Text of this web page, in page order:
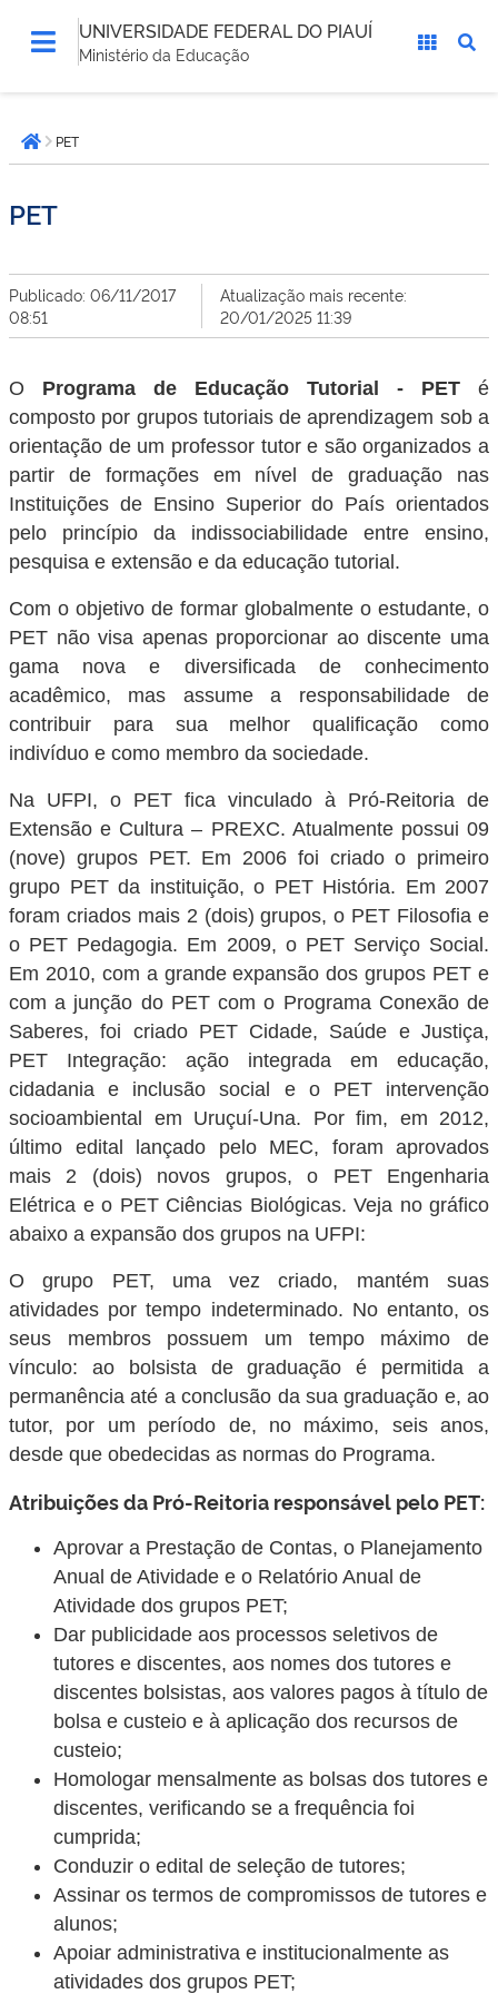
UNIVERSIDADE FEDERAL DO PIAUÍ
Ministério da Educação
está
aqui:Página inicial
PET
PET
Publicado: 06/11/2017
08:51
Atualização mais recente:
20/01/2025 11:39
O Programa de Educação Tutorial - PET é
composto por grupos tutoriais de aprendizagem sob a
orientação de um professor tutor e são organizados a
partir de formações em nível de graduação nas
Instituições de Ensino Superior do País orientados
pelo princípio da indissociabilidade entre ensino,
pesquisa e extensão e da educação tutorial.
Com o objetivo de formar globalmente o estudante, o
PET não visa apenas proporcionar ao discente uma
gama nova e diversificada de conhecimento
acadêmico, mas assume a responsabilidade de
contribuir para sua melhor qualificação como
indivíduo e como membro da sociedade.
Na UFPI, o PET fica vinculado à Pró-Reitoria de
Extensão e Cultura – PREXC. Atualmente possui 09
(nove) grupos PET. Em 2006 foi criado o primeiro
grupo PET da instituição, o PET História. Em 2007
foram criados mais 2 (dois) grupos, o PET Filosofia e
o PET Pedagogia. Em 2009, o PET Serviço Social.
Em 2010, com a grande expansão dos grupos PET e
com a junção do PET com o Programa Conexão de
Saberes, foi criado PET Cidade, Saúde e Justiça,
PET Integração: ação integrada em educação,
cidadania e inclusão social e o PET intervenção
socioambiental em Uruçuí-Una. Por fim, em 2012,
último edital lançado pelo MEC, foram aprovados
mais 2 (dois) novos grupos, o PET Engenharia
Elétrica e o PET Ciências Biológicas. Veja no gráfico
abaixo a expansão dos grupos na UFPI:
O grupo PET, uma vez criado, mantém suas
atividades por tempo indeterminado. No entanto, os
seus membros possuem um tempo máximo de
vínculo: ao bolsista de graduação é permitida a
permanência até a conclusão da sua graduação e, ao
tutor, por um período de, no máximo, seis anos,
desde que obedecidas as normas do Programa.
Atribuições da Pró-Reitoria responsável pelo PET:
Aprovar a Prestação de Contas, o Planejamento
Anual de Atividade e o Relatório Anual de
Atividade dos grupos PET;
Dar publicidade aos processos seletivos de
tutores e discentes, aos nomes dos tutores e
discentes bolsistas, aos valores pagos à título de
bolsa e custeio e à aplicação dos recursos de
custeio;
Homologar mensalmente as bolsas dos tutores e
discentes, verificando se a frequência foi
cumprida;
Conduzir o edital de seleção de tutores;
Assinar os termos de compromissos de tutores e
alunos;
Apoiar administrativa e institucionalmente as
atividades dos grupos PET;